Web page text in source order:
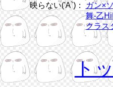
映らない('A`)：
ガン×
舞-乙
クラス
ト